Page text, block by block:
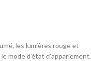
les lumières rouge et
mode d’état d’appariement.